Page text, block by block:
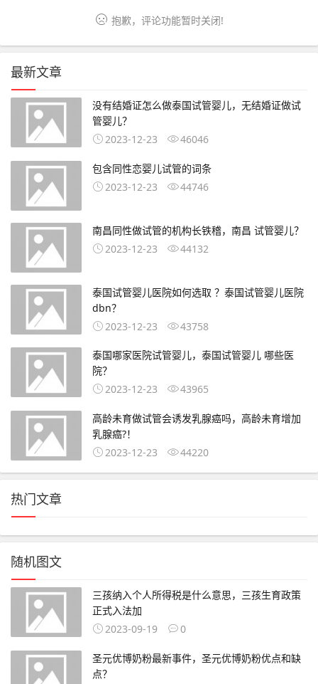
抱歉，评论功能暂时关闭!
最新文章
没有结婚证怎么做泰国试管婴儿，无结婚证做试
管婴儿？
2023-12-23
46046
包含同性恋婴儿试管的词条
2023-12-23
44746
南昌同性做试管的机构长铁稽，南昌 试管婴儿？
2023-12-23
44132
泰国试管婴儿医院如何选取 ？泰国试管婴儿医院
dbn？
2023-12-23
43758
泰国哪家医院试管婴儿，泰国试管婴儿 哪些医
院？
2023-12-23
43965
高龄未育做试管会诱发乳腺癌吗，高龄未育增加
乳腺癌?！
2023-12-23
44220
热门文章
随机图文
三孩纳入个人所得税是什么意思，三孩生育政策
正式入法加
2023-09-19
0
圣元优博奶粉最新事件，圣元优博奶粉优点和缺
点？